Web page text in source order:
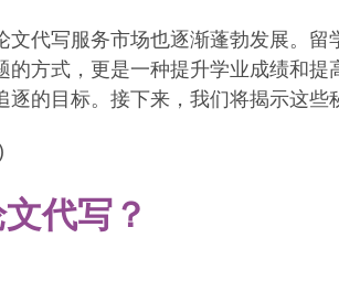
文代写服务市场也逐渐蓬勃发展。
的方式，更是一种提升学业成绩和
的目标。接下来，我们将揭示这些
代写？